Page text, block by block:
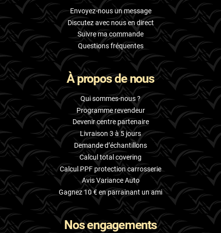
Envoyez-nous un message
Discutez avec nous en direct
Suivre ma commande
Questions fréquentes
À propos de nous
Qui sommes-nous ?
Programme revendeur
Devenir centre partenaire
Livraison 3 à 5 jours
Demande d’échantillons
Calcul total covering
Calcul PPF protection carrosserie
Avis Variance Auto
Gagnez 10 € en parrainant un ami
Nos engagements